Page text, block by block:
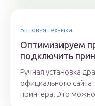
Бытовая техника
Оптимизируем
подключить
Ручная установка
официального
принтера. Это